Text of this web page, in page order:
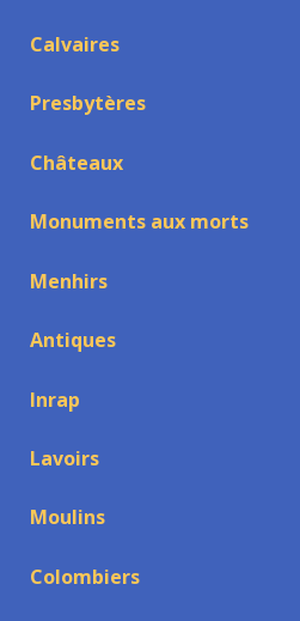
Calvaires
Presbytères
Châteaux
Monuments aux morts
Menhirs
Antiques
Inrap
Lavoirs
Moulins
Colombiers